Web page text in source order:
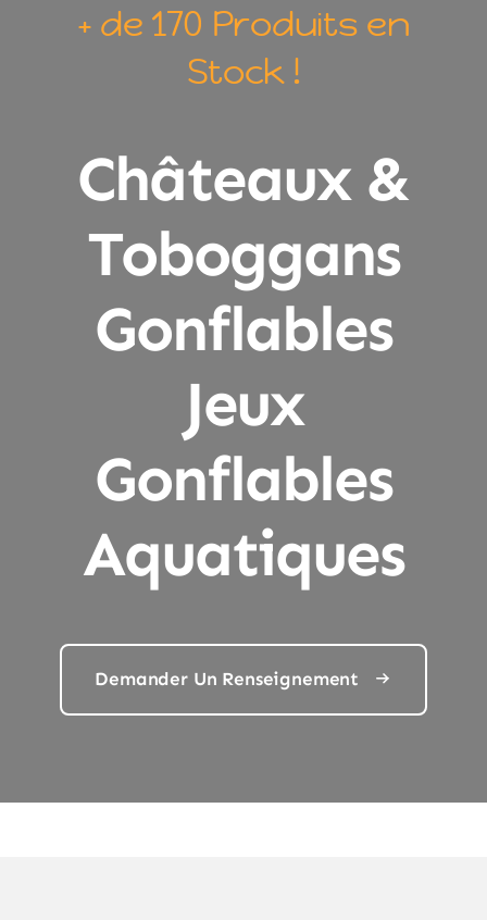
+ de 170 Produits en
Stock !
Châteaux &
Toboggans
Gonflables
Jeux
Gonflables
Aquatiques
Demander Un Renseignement